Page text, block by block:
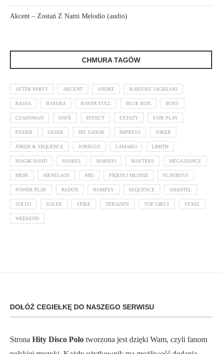
Akcent – Zostań Z Nami Melodio (audio)
CHMURA TAGÓW
AFTER PARTY AKCENT ANDRE BARTOSZ JAGIELSKI
BASTA BAYERA BAYER FULL BLUE BOX BOYS
CZADOMAN DAVE EFFECT EXTAZY FAIR PLAY
FISHER GESEK HIT SANOK IMPRESS JOKER
JOKER & SEQUENCE JORRGUS LAMARO LIMITH
MAGIK BAND MAJKEL MARIOO MASTERS MEGA DANCE
MEJK MENELAOS MIG PIĘKNI I MŁODZI PLAYBOYS
POWER PLAY REDOX ROMPEY SEQUENCE SHANTEL
SOLEO SOLER SPIKE TERAZMY TOP GIRLS VEXEL
WEEKEND
DOŁÓŻ CEGIEŁKĘ DO NASZEGO SERWISU
Strona Hity Disco Polo tworzona jest dzięki Wam, czyli fanom